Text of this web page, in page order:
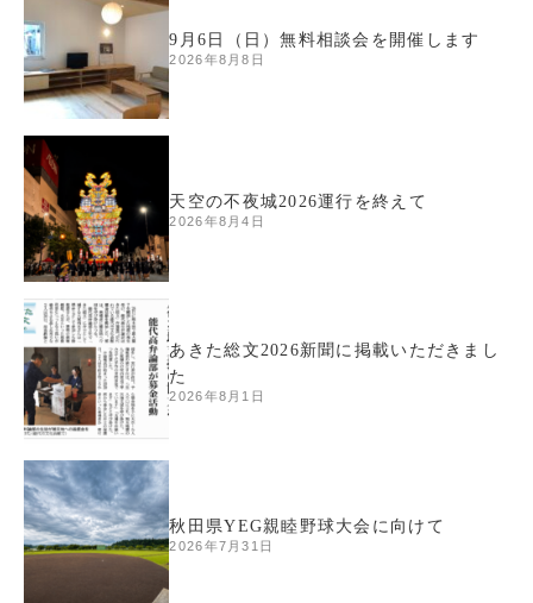
9月6日（日）無料相談会を開催します
2026年8月8日
天空の不夜城2026運行を終えて
2026年8月4日
あきた総文2026新聞に掲載いただきまし
た
2026年8月1日
秋田県YEG親睦野球大会に向けて
2026年7月31日